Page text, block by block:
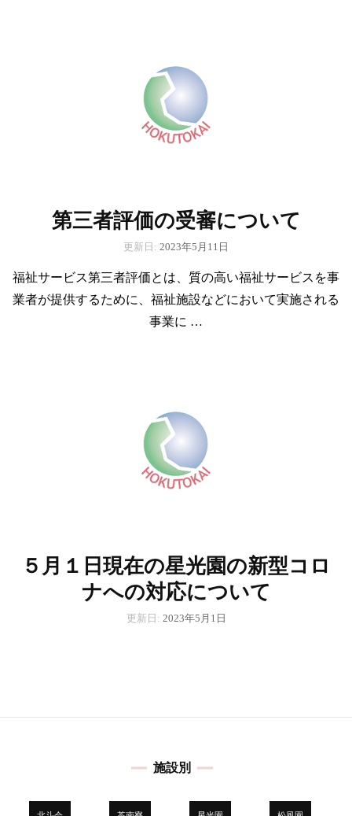
第三者評価の受審について
更新日: 2023年5月11日
福祉サービス第三者評価とは、質の高い福祉サービスを事
業者が提供するために、福祉施設などにおいて実施される
事業に …
５月１日現在の星光園の新型コロ
ナへの対応について
更新日: 2023年5月1日
施設別